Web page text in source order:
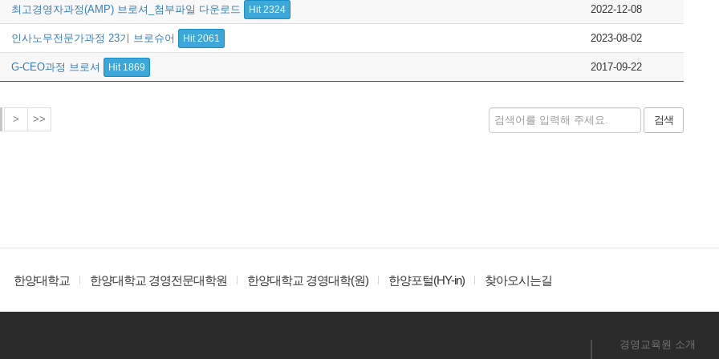
최고경영자과정(AMP) 브로셔_첨부파일 다운로드 Hit 2324 2022-12-08
인사노무전문가과정 23기 브로슈어 Hit 2061 2023-08-02
G-CEO과정 브로셔 Hit 1869 2017-09-22
> >> 검색
한양대학교 한양대학교 경영전문대학원 한양대학교 경영대학(원) 한양포털(HY-in) 찾아오시는길
경영교육원 소개